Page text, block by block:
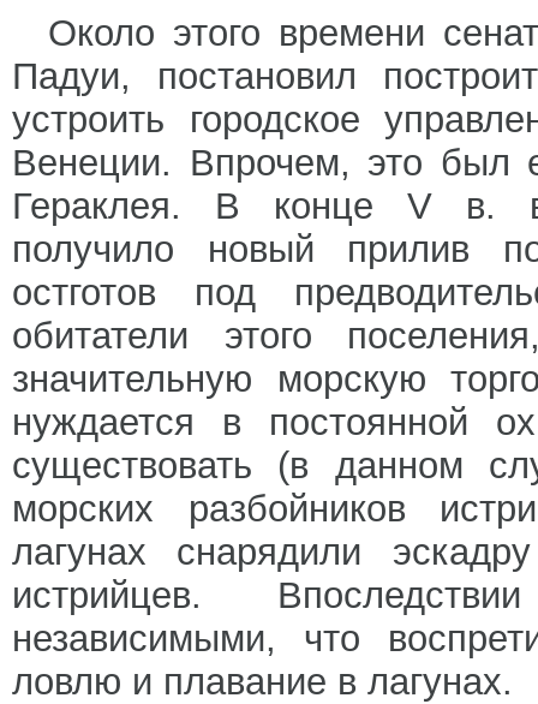
Около этого времени
Падуи, постановил
устроить городское
Венеции. Впрочем, это был
Гераклея. В конце V в.
получило новый прилив
остготов под
обитатели этого
значительную морскую
нуждается в постоянной
существовать (в данном
морских разбойников
лагунах снарядили
истрийцев.
независимыми, что
ловлю и плавание в лагунах.